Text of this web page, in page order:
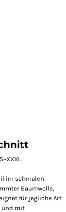
im schmalen
Baumwolle,
für jegliche Art
und mit